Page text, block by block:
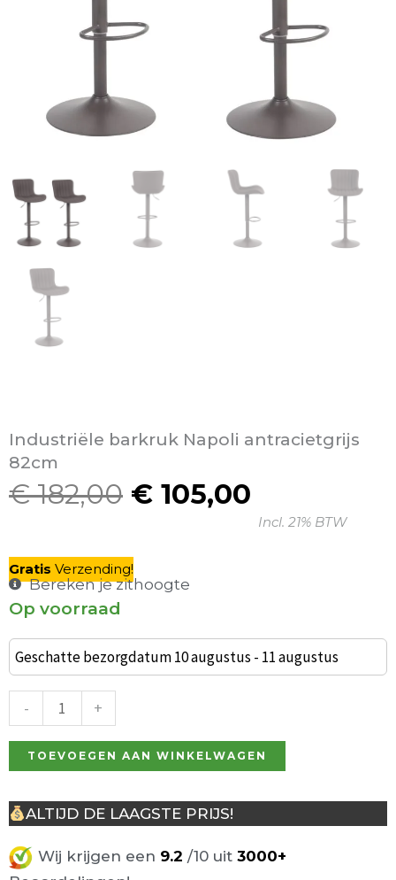
Industriële barkruk Napoli antracietgrijs
82cm
€182,00
Oorspronkelijke
was:
€ 182,00.
€ 105,00
Huidige
prijs
Incl. 21% BTW
Gratis Verzending!
Bereken je zithoogte
Op voorraad
Geschatte bezorgdatum 10 augustus - 11 augustus
-
van
2
barkrukken
bruin
kunstleder
aantal
+
TOEVOEGEN AAN WINKELWAGEN
ALTIJD DE LAAGSTE PRIJS!
Wij krijgen een 9.2 /10 uit 3000+